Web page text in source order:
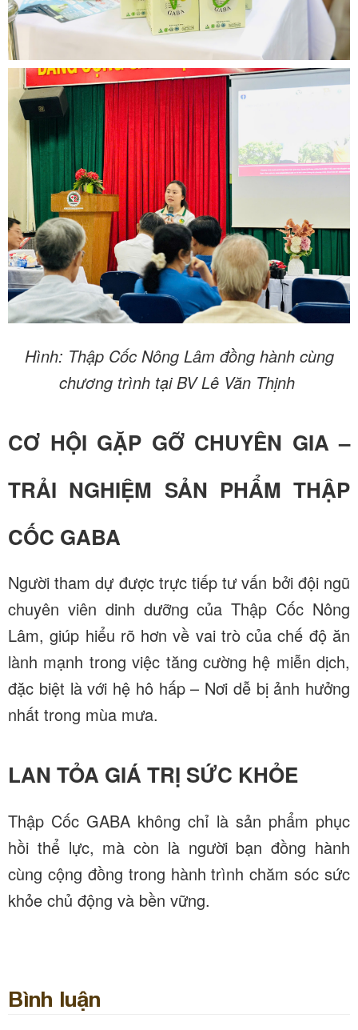
Hình: Thập Cốc Nông Lâm đồng hành cùng
chương trình tại BV Lê Văn Thịnh
CƠ HỘI GẶP GỠ CHUYÊN GIA –
TRẢI NGHIỆM SẢN PHẨM THẬP
CỐC GABA
Người tham dự được trực tiếp tư vấn bởi đội ngũ
chuyên viên dinh dưỡng của Thập Cốc Nông
Lâm, giúp hiểu rõ hơn về vai trò của chế độ ăn
lành mạnh trong việc tăng cường hệ miễn dịch,
đặc biệt là với hệ hô hấp – Nơi dễ bị ảnh hưởng
nhất trong mùa mưa.
LAN TỎA GIÁ TRỊ SỨC KHỎE
Thập Cốc GABA không chỉ là sản phẩm phục
hồi thể lực, mà còn là người bạn đồng hành
cùng cộng đồng trong hành trình chăm sóc sức
khỏe chủ động và bền vững.
Bình luận